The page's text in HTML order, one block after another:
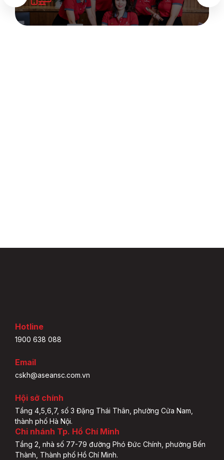
Hotline
1900 638 088
Email
cskh@aseansc.com.vn
Hội sở chính
Tầng 4,5,6,7, số 3 Đặng Thái Thân, phường Cửa Nam,
thành phố Hà Nội.
Chi nhánh Tp. Hồ Chí Minh
Tầng 2, nhà số 77-79 đường Phó Đức Chính, phường Bến
Thành, Thành phố Hồ Chí Minh.